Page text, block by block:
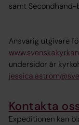
samt Secondhand-
Ansvarig utgivare
undersidor är
Kontakta
Expeditionen kan